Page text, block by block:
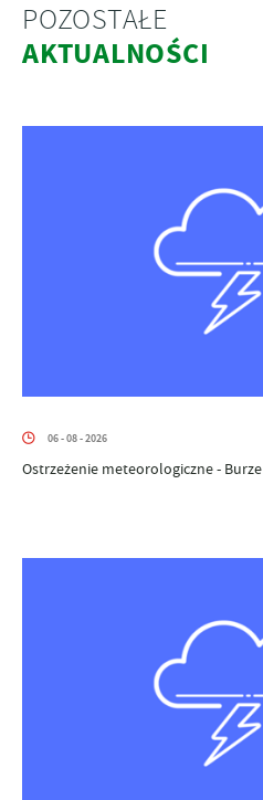
POZOSTAŁE
AKTUALNOŚCI
06 - 08 - 2026
Ostrzeżenie meteorologiczne - Burze